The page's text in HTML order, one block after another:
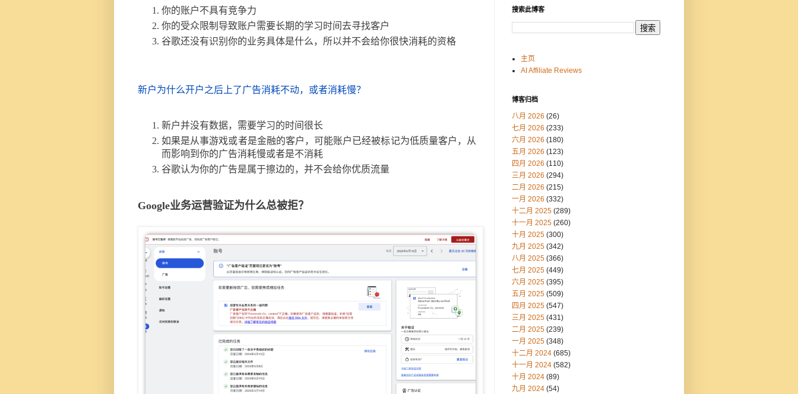
你的账户不具有竞争力
你的受众限制导致账户需要长期的学习时间去寻找客户
谷歌还没有识别你的业务具体是什么，所以并不会给你很快消耗的资格
新户为什么开户之后上了广告消耗不动，或者消耗慢？
新户并没有数据，需要学习的时间很长
如果是从事游戏或者是金融的客户，可能账户已经被标记为低质量客户，从
而影响到你的广告消耗慢或者是不消耗
谷歌认为你的广告是属于擦边的，并不会给你优质流量
Google业务运营验证为什么总被拒？
搜索此博客
主页
AI Affiliate Reviews
博客归档
八月 2026 (26)
七月 2026 (233)
六月 2026 (180)
五月 2026 (123)
四月 2026 (110)
三月 2026 (294)
二月 2026 (215)
一月 2026 (332)
十二月 2025 (289)
十一月 2025 (260)
十月 2025 (300)
九月 2025 (342)
八月 2025 (366)
七月 2025 (449)
六月 2025 (395)
五月 2025 (509)
四月 2025 (547)
三月 2025 (431)
二月 2025 (239)
一月 2025 (348)
十二月 2024 (685)
十一月 2024 (582)
十月 2024 (89)
九月 2024 (54)